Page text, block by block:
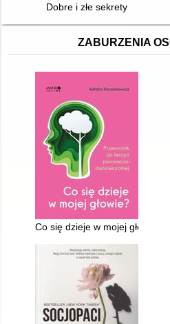
Dobre i złe sekrety
ZABURZENIA
Co się dzieje w mojej głowie?